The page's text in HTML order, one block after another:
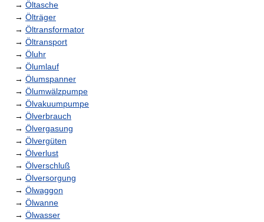
→ Öltasche
→ Ölträger
→ Öltransformator
→ Öltransport
→ Öluhr
→ Ölumlauf
→ Ölumspanner
→ Ölumwälzpumpe
→ Ölvakuumpumpe
→ Ölverbrauch
→ Ölvergasung
→ Ölvergüten
→ Ölverlust
→ Ölverschluß
→ Ölversorgung
→ Ölwaggon
→ Ölwanne
→ Ölwasser